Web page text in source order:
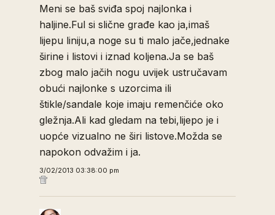
Meni se baš sviđa spoj najlonka i
haljine.Ful si slične građe kao ja,imaš
lijepu liniju,a noge su ti malo jače,jednake
širine i listovi i iznad koljena.Ja se baš
zbog malo jačih nogu uvijek ustručavam
obući najlonke s uzorcima ili
štikle/sandale koje imaju remenčiće oko
gležnja.Ali kad gledam na tebi,lijepo je i
uopće vizualno ne širi listove.Možda se
napokon odvažim i ja.
3/02/2013 03:38:00 pm